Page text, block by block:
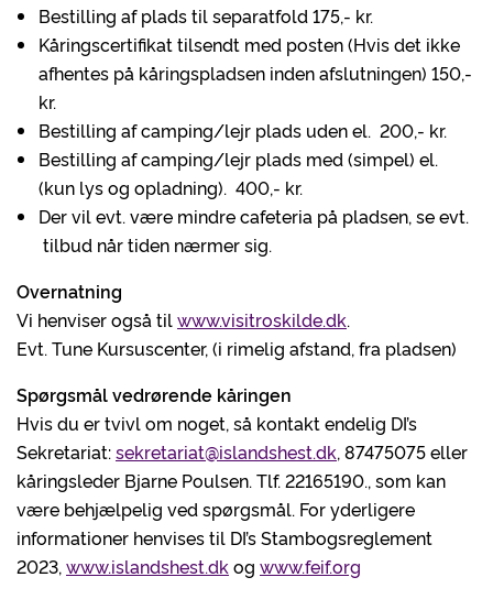
Bestilling af plads til separatfold 175,- kr.
Kåringscertifikat tilsendt med posten (Hvis det ikke
afhentes på kåringspladsen inden afslutningen) 150,-
kr.
Bestilling af camping/lejr plads uden el. 200,- kr.
Bestilling af camping/lejr plads med (simpel) el.
(kun lys og opladning). 400,- kr.
Der vil evt. være mindre cafeteria på pladsen, se evt.
tilbud når tiden nærmer sig.
Overnatning
Vi henviser også tilwww.visitroskilde.dk.
Evt. Tune Kursuscenter, (i rimelig afstand, fra pladsen)
Spørgsmål vedrørende kåringen
Hvis du er tvivl om noget, så kontakt endelig DI’s
Sekretariat:sekretariat@islandshest.dk, 87475075 eller
kåringsleder Bjarne Poulsen. Tlf. 22165190., som kan
være behjælpelig ved spørgsmål. For yderligere
informationer henvises til DI’s Stambogsreglement
2023,www.islandshest.dk og www.feif.org